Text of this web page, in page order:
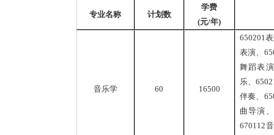
专业名称 计划数
学费
(元/年)
音乐学 60 16500
650201
表演、
舞蹈表
乐、
伴奏、
曲导演
670112